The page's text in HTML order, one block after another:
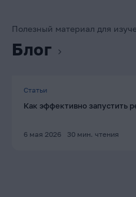
Полезный материал для
Блог
Статьи
Как эффективно запустить
6 мая 2026 30 мин. чтения